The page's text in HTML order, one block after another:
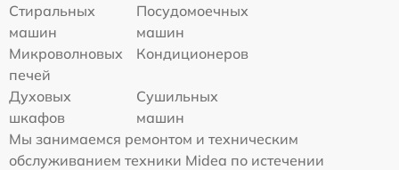
Стиральных
машин
Посудомоечных
машин
Микроволновых
печей
Кондиционеров
Духовых
шкафов
Сушильных
машин
Мы занимаемся ремонтом и техническим
обслуживанием техники Midea по истечении